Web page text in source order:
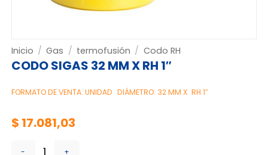
Inicio / Gas / termofusión / Codo RH
CODO SIGAS 32 MM X RH 1″
FORMATO DE VENTA: UNIDAD DIÁMETRO: 32 MM X RH 1″
$ 17.081,03
CODO SIGAS 32 MM X RH 1" cantidad